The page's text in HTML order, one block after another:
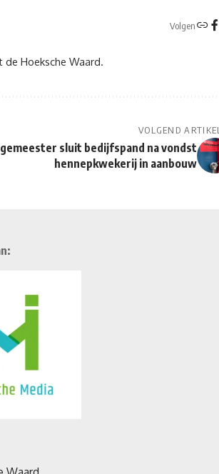
Volgen
Hoeksche Waard.
VOLGEND ARTIKEL
sluit bedijfspand na vondst
hennepkwekerij in aanbouw